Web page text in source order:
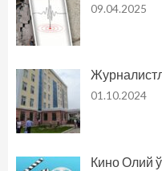
09.04.2025
01.10.2024
Кино Олий